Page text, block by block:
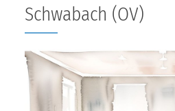
Schwabach (OV)